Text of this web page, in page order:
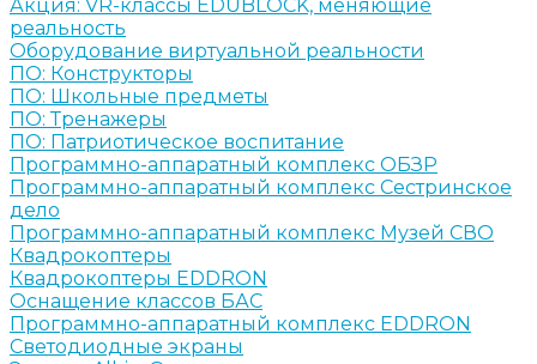
Акция: VR-классы EDUBLOCK, меняющие
реальность
Оборудование виртуальной реальности
ПО: Конструкторы
ПО: Школьные предметы
ПО: Тренажеры
ПО: Патриотическое воспитание
Программно-аппаратный комплекс ОБЗР
Программно-аппаратный комплекс Сестринское
дело
Программно-аппаратный комплекс Музей СВО
Квадрокоптеры
Квадрокоптеры EDDRON
Оснащение классов БАС
Программно-аппаратный комплекс EDDRON
Светодиодные экраны